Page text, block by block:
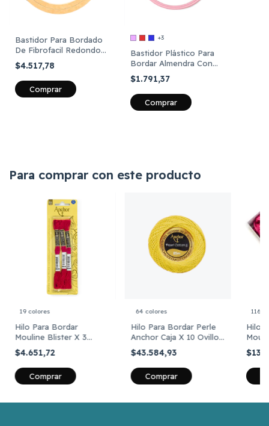
Bastidor Para Bordado
De Fibrofacil Redondo
De 16 Cm
$4.517,78
Comprar
+3
Bastidor Plástico Para
Bordar Almendra Con
Tornillo 16cm
$1.791,37
Comprar
Para comprar con este producto
19 colores
Hilo Para Bordar
Mouline Blister X 3
Madejas Mismo Color
$4.651,72
Comprar
64 colores
Hilo Para Bordar Perle
Anchor Caja X 10 Ovillos
X Color - Colores 1
$43.584,93
Comprar
116
Hilo